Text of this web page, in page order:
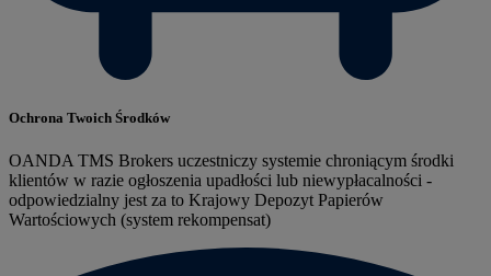
Ochrona Twoich Środków
OANDA TMS Brokers uczestniczy systemie chroniącym środki
klientów w razie ogłoszenia upadłości lub niewypłacalności -
odpowiedzialny jest za to Krajowy Depozyt Papierów
Wartościowych (system rekompensat)